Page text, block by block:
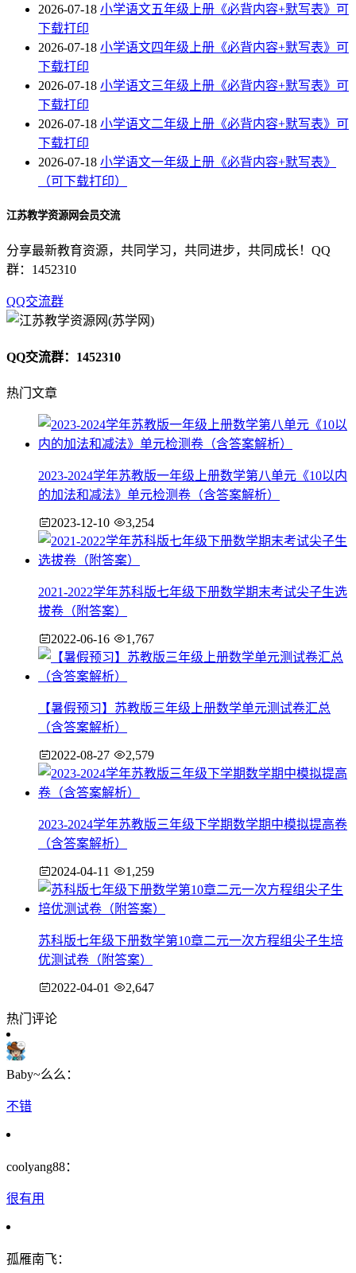
2026-07-18 小学语文五年级上册《必背内容+默写表》可
下载打印
2026-07-18 小学语文四年级上册《必背内容+默写表》可
下载打印
2026-07-18 小学语文三年级上册《必背内容+默写表》可
下载打印
2026-07-18 小学语文二年级上册《必背内容+默写表》可
下载打印
2026-07-18 小学语文一年级上册《必背内容+默写表》
（可下载打印）
江苏教学资源网会员交流
分享最新教育资源，共同学习，共同进步，共同成长！QQ
群：1452310
QQ交流群
QQ交流群：1452310
热门文章
2023-2024学年苏教版一年级上册数学第八单元《10以内
的加法和减法》单元检测卷（含答案解析）
2023-12-10 3,254
2021-2022学年苏科版七年级下册数学期末考试尖子生选
拔卷（附答案）
2022-06-16 1,767
【暑假预习】苏教版三年级上册数学单元测试卷汇总
（含答案解析）
2022-08-27 2,579
2023-2024学年苏教版三年级下学期数学期中模拟提高卷
（含答案解析）
2024-04-11 1,259
苏科版七年级下册数学第10章二元一次方程组尖子生培
优测试卷（附答案）
2022-04-01 2,647
热门评论
Baby~么么：
不错
coolyang88：
很有用
孤雁南飞：